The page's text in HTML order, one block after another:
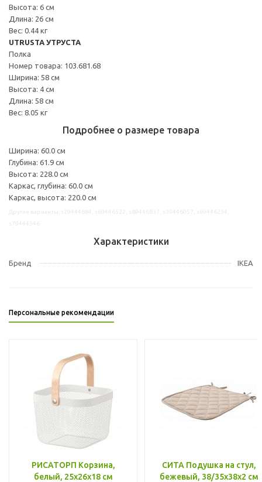
Высота: 6 см
Длина: 26 см
Вес: 0.44 кг
UTRUSTA УТРУСТА
Полка
Номер товара: 103.681.68
Ширина: 58 см
Высота: 4 см
Длина: 58 см
Вес: 8.05 кг
Подробнее о размере товара
Ширина: 60.0 см
Глубина: 61.9 см
Высота: 228.0 см
Каркас, глубина: 60.0 см
Каркас, высота: 220.0 см
Характеристики
Бренд IKEA
Персональные рекомендации
РИСАТОРП Корзина,
белый, 25x26x18 см
СИТА Подушка на стул,
бежевый, 38/35x38x2 см